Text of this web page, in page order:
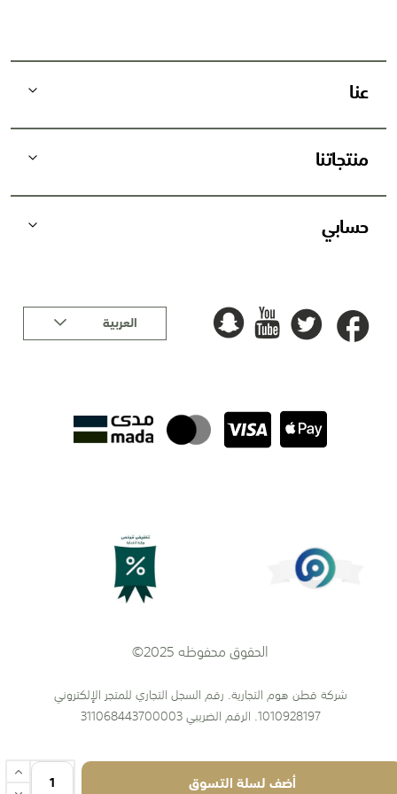
أضف لسلة التسوق
:
عنا
منتجاتنا
حسابي
لغة العربية
الحقوق محفوظه 2025©
شركة قطن هوم التجارية. رقم السجل التجاري للمتجر الإلكتروني
1010928197. الرقم الضريبي 311068443700003